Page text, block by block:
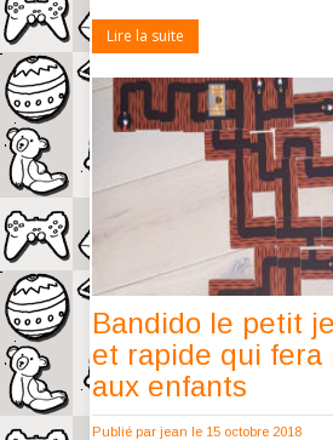
Lire la suite
Bandido le petit
et rapide qui fera
aux enfants
Publié par jean le 15 octobre 2018